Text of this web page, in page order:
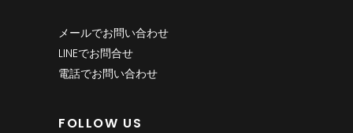
メールでお問い合わせ
LINEでお問合せ
電話でお問い合わせ
FOLLOW US